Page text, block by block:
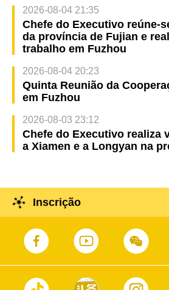
2026-08-04 21:35
Chefe do Executivo reúne-
da província de Fujian e
trabalho em Fuzhou
2026-08-04 20:23
Quinta Reunião da
em Fuzhou
2026-08-03 23:12
Chefe do Executivo realiza
a Xiamen e a Longyan na
Inscrição